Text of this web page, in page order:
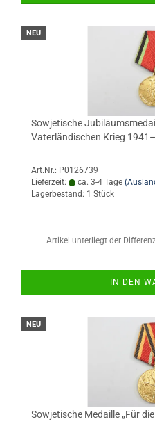
NEU
Sowjetische
Vaterländischen Krieg
Art.Nr.: P0126739
Lieferzeit:
ca. 3-4 Tage
Lagerbestand: 1 Stück
Artikel unterliegt der
IN DEN
NEU
Sowjetische Medaille „Für